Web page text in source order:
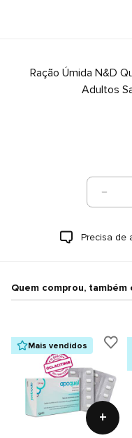
Ração Úmida N&D
Adultos
Precisa de
Quem comprou, também
Mais vendidos
+